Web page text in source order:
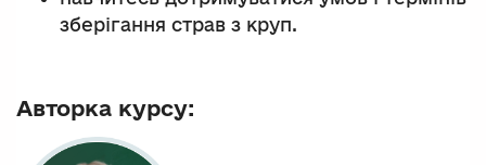
зберігання страв з круп.
Авторка курсу: